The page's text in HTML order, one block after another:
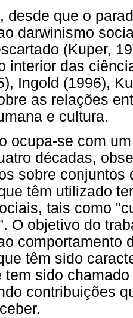
desde que o
darwinismo
(Kuper,
interior das
Ingold (1996),
as relações
e cultura.
ocupa-se com
décadas,
sobre conjuntos
têm utilizado
tais como
O objetivo do
comportamento
têm sido
tem sido
contribuições